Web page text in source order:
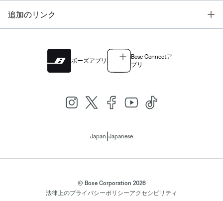
追加のリンク
ボーズアプリ
Bose Connectア
プリ
Japan Japanese
© Bose Corporation 2026
法律上のプライバシーポリシーアクセシビリティ